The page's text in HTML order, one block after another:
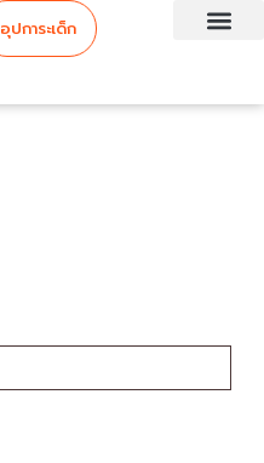
อุปการะเด็ก